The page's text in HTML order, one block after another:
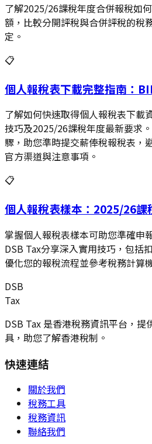
了解2025/26課稅年度合併報稅如
額，比較分開評稅與合併評稅的稅
定。
📋
個人報稅表下載完整指南：
了解如何快速取得個人報稅表下載
技巧及2025/26課稅年度最新要求
驟，助您準時提交薪俸稅報稅表，
官方渠道與注意事項。
📋
個人報稅表樣本：2025/26課
掌握個人報稅表樣本可助您準確申
DSB Tax分享深入實用技巧，包括
優化您的報稅流程並參考稅務計算
DSB
Tax
DSB Tax 是香港稅務資訊平台，提
具，助您了解香港稅制。
快速連結
關於我們
稅務工具
稅務資訊
聯絡我們